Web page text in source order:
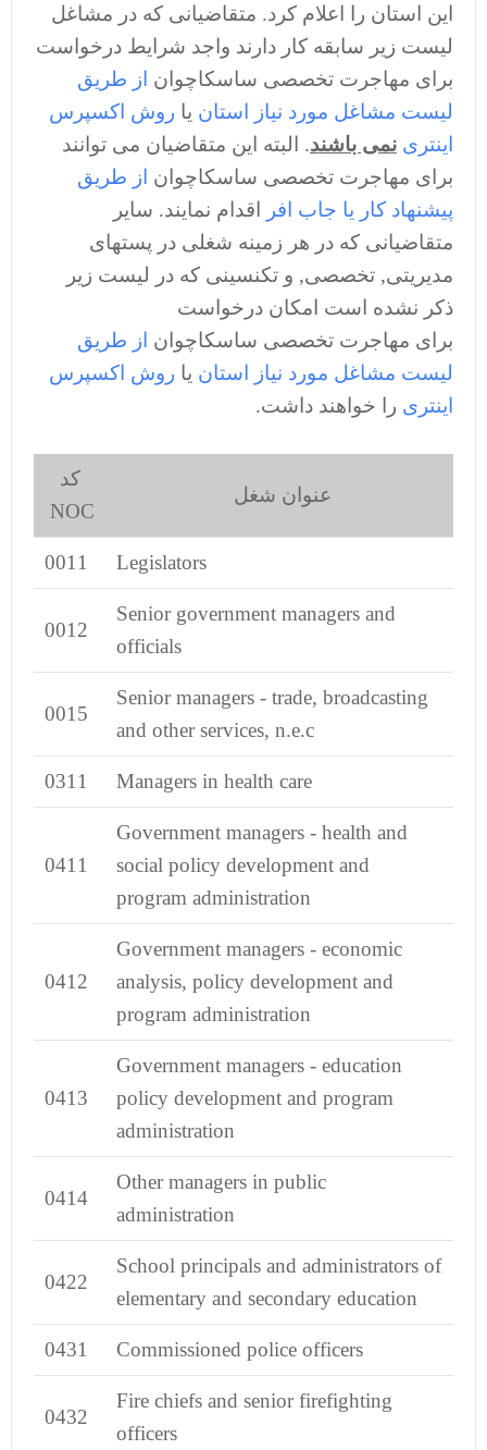
این استان را اعلام کرد. متقاضیانی که در مشاغل
لیست زیر سابقه کار دارند واجد شرایط درخواست
برای مهاجرت تخصصی ساسکاچوان از طریق
لیست مشاغل مورد نیاز استان یا روش اکسپرس
اینتری نمی باشند. البته این متقاضیان می توانند
برای مهاجرت تخصصی ساسکاچوان از طریق
پیشنهاد کار یا جاب افر
اقدام نمایند. سایر
متقاضیانی که در هر زمینه شغلی در پستهای
مدیریتی, تخصصی, و تکنسینی که در لیست زیر
ذکر نشده است امکان درخواست
برای مهاجرت تخصصی ساسکاچوان از طریق
لیست مشاغل مورد نیاز استان یا روش اکسپرس
اینتری را خواهند داشت.
عنوان شغل
کد
NOC
Legislators
0011
Senior government managers and
officials
0012
Senior managers - trade, broadcasting
and other services, n.e.c
0015
Managers in health care
0311
Government managers - health and
social policy development and
program administration
0411
Government managers - economic
analysis, policy development and
program administration
0412
Government managers - education
policy development and program
administration
0413
Other managers in public
administration
0414
School principals and administrators of
elementary and secondary education
0422
Commissioned police officers
0431
Fire chiefs and senior firefighting
officers
0432